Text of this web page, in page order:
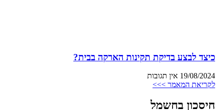
כיצד לבצע בדיקת תקינות הארקה בבית?
19/08/2024 אין תגובות
לקריאת המאמר >>>
חיסכון בחשמל